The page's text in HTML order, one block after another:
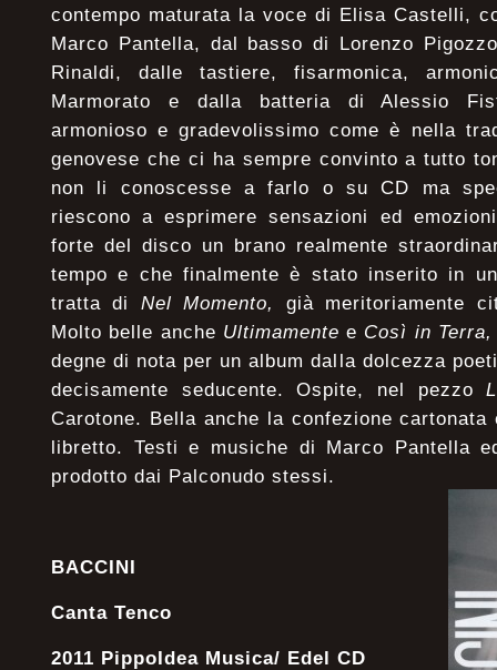
contempo maturata la voce di Elisa Castelli,
Marco Pantella, dal basso di Lorenzo
Rinaldi, dalle tastiere, fisarmonica,
Marmorato e dalla batteria di Alessio
armonioso e gradevolissimo come è nella
genovese che ci ha sempre convinto a tutto
non li conoscesse a farlo o su CD ma
riescono a esprimere sensazioni ed
forte del disco un brano realmente
tempo e che finalmente è stato inserito in
tratta di Nel Momento,
già meritoriamente
Molto belle anche Ultimamente e Così in Terra,
degne di nota per un album dalla dolcezza
decisamente seducente. Ospite, nel pezzo
Carotone. Bella anche la confezione
libretto. Testi e musiche di Marco Pantella
prodotto dai Palconudo stessi.
BACCINI
Canta Tenco
2011 PippoIdea Musica/ Edel CD